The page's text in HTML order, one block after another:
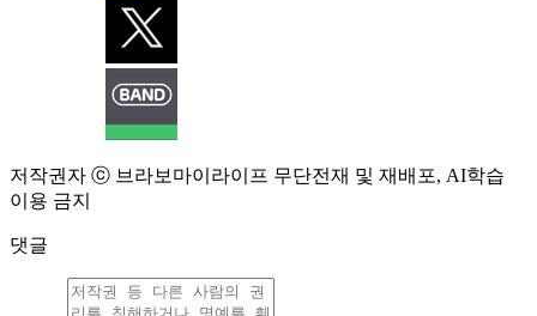
저작권자 ⓒ 브라보마이라이프 무단전재 및 재배포, AI학습
이용 금지
댓글